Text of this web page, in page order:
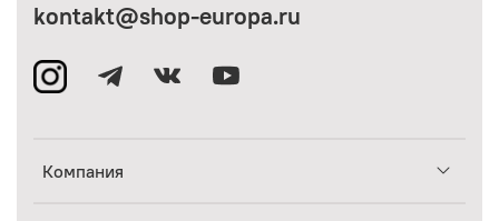
Компания
kontakt@shop-europa.ru